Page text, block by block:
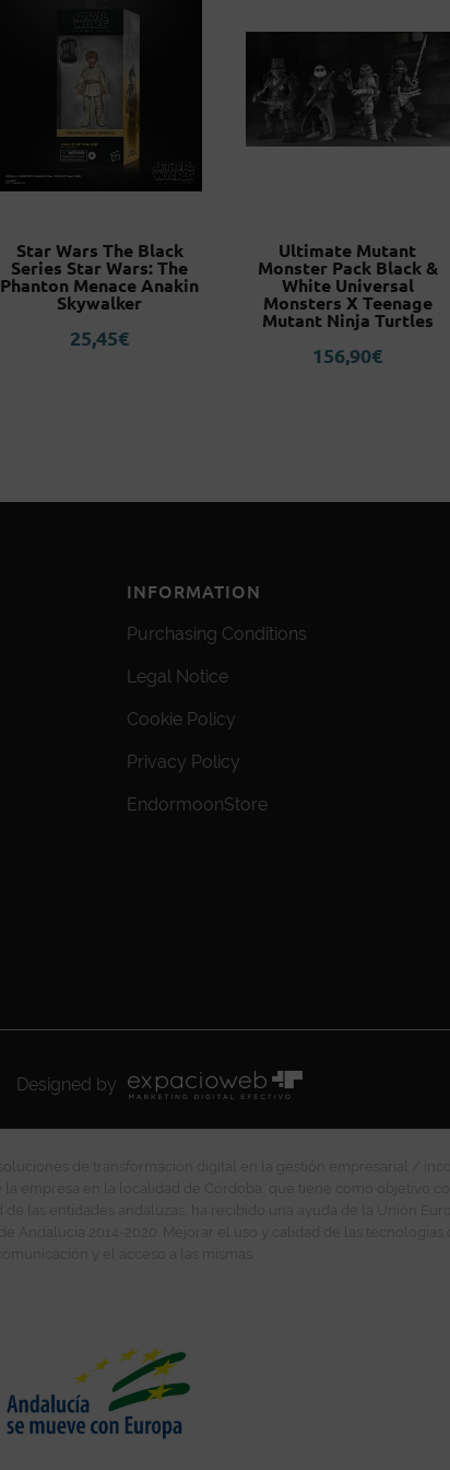
Star Wars The Black
Series Star Wars: The
Phanton Menace Anakin
Skywalker
25,45€
Ultimate Mutant
Monster Pack Black &
White Universal
Monsters X Teenage
Mutant Ninja Turtles
156,90€
INFORMATION
Purchasing Conditions
Legal Notice
Cookie Policy
Privacy Policy
EndormoonStore
Designed by